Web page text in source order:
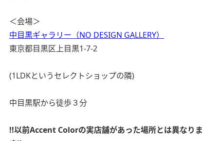
＜会場＞
中目黒ギャラリー（NO DESIGN GALLERY）
東京都目黒区上目黒1-7-2
(1LDKというセレクトショップの隣)
中目黒駅から徒歩３分
!!以前Accent Colorの実店舗があった場所とは異なりま